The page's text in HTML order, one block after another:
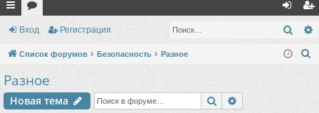
с
ы
и
ор хо
д
ег
ис
Вход Регистрация
Список форумов Безопасность Разное
Разное
Новая тема Поиск